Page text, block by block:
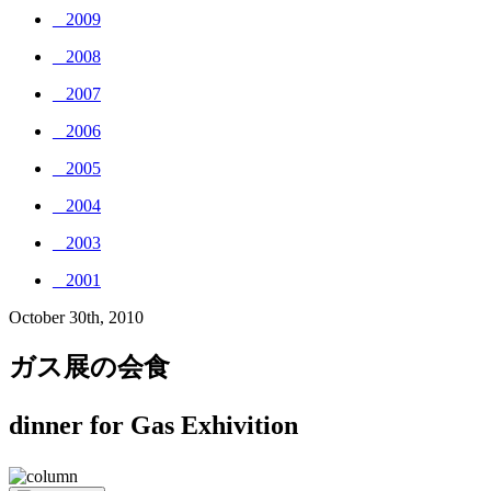
_ 2009
_ 2008
_ 2007
_ 2006
_ 2005
_ 2004
_ 2003
_ 2001
October 30th, 2010
ガス展の会食
dinner for Gas Exhivition